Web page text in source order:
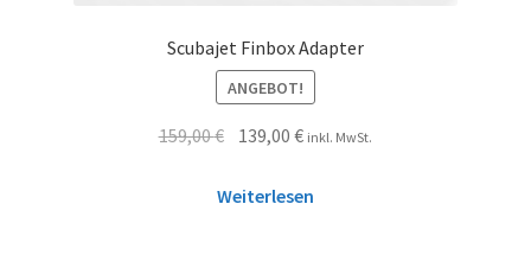
Scubajet Finbox Adapter
ANGEBOT!
159,00€ 139,00€ inkl. MwSt.
Weiterlesen